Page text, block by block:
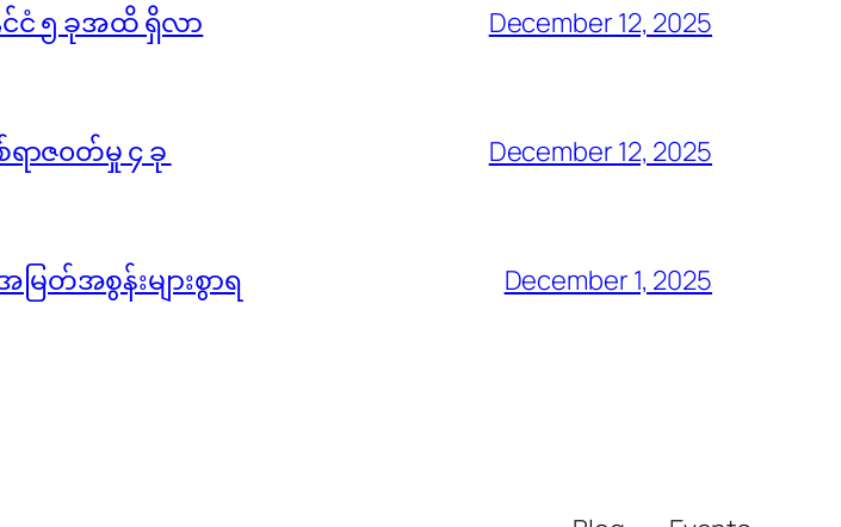
ငံ ၅ ခုအထိ ရှိလာ December 12, 2025
ာဇ၀တ်မှု ၄ ခု December 12, 2025
ြတ်အစွန်းများစွာရ December 1, 2025